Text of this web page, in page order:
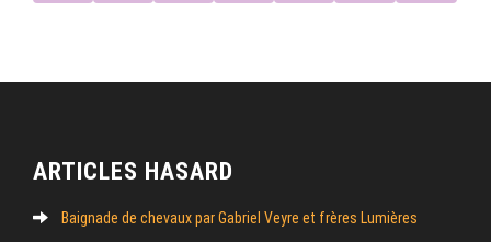
ARTICLES HASARD
Baignade de chevaux par Gabriel Veyre et frères Lumières